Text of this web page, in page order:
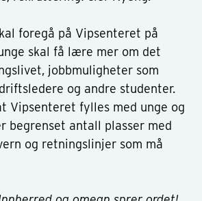
foregå på Vipsenteret på
skal få lære mer om det
jobbmuligheter som
og andre studenter.
Vipsenteret fylles med unge og
begrenset antall plasser med
og retningslinjer som må